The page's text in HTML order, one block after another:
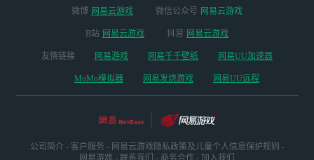
微博 网易云游戏 微信公众号 网易云游戏
B站 网易云游戏 抖音 网易云游戏
友情链接 网易游戏 网易千千壁纸 网易UU加速器
MuMu模拟器 网易发烧游戏 网易UU远程
公司简介 - 客户服务 - 网易云游戏隐私政策及儿童个人信息保护规则 -
网易游戏 - 联系我们 - 商务合作 - 加入我们